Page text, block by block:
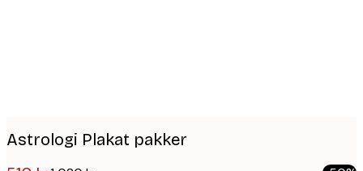
Astrologi Plakat pakker